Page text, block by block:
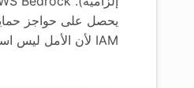
يحصل على حواجز
IAM لأن الأمل ليس استراتيجية.